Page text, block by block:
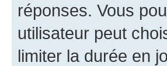
réponses. Vous
utilisateur peut
limiter la durée en